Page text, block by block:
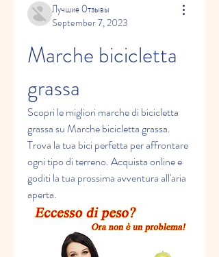
Лучшие Отзывы
September 7, 2023
Marche bicicletta
grassa
Scopri le migliori marche di bicicletta
grassa su Marche bicicletta grassa.
Trova la tua bici perfetta per affrontare
ogni tipo di terreno. Acquista online e
goditi la tua prossima avventura all'aria
aperta.